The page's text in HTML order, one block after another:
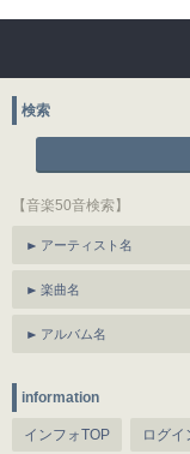
検索
【音楽50音検索】
アーティスト名
楽曲名
アルバム名
information
インフォTOP ログイ